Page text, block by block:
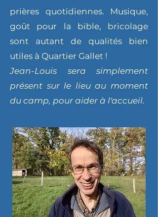
prières quotidiennes. Musique,
goût pour la bible, bricolage
sont autant de qualités bien
utiles à Quartier Gallet !
Jean-Louis sera simplement
présent sur le lieu au moment
du camp, pour aider à l'accueil.